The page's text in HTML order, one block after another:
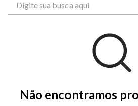
Não encontramos